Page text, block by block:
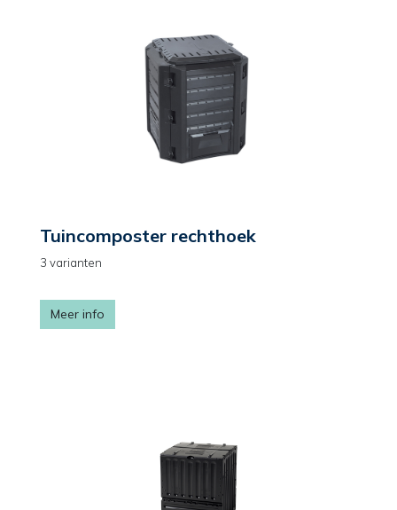
Tuincomposter rechthoek
3 varianten
Meer info